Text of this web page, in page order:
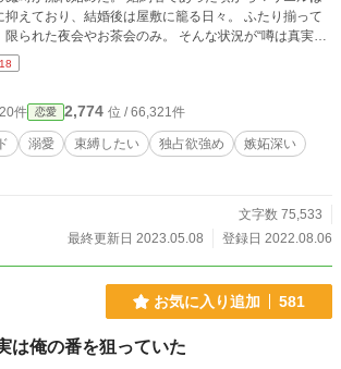
おり、結婚後は屋敷に籠る日々。 ふたり揃って
やお茶会のみ。 そんな状況が“噂は真実で
つける。 ※ご都合主義の世界観 ※ちょ
り ※全体的にR18内容です ※作品中の法律や知識は創
件 恋愛 2,774 位 / 66,321件
溺愛 束縛したい 独占欲強め
嫉妬深い
文字数 75,533
最終更新日 2023.05.08
登録日 2022.08.06
お気に入り追加 581
は俺の番を狙っていた